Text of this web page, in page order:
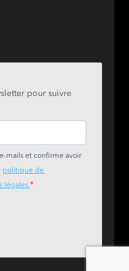
pour suivre
mails et confirme avoir
politique de
légales.